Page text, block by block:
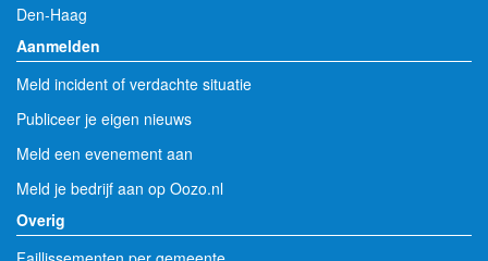
Den-Haag
Aanmelden
Meld incident of verdachte situatie
Publiceer je eigen nieuws
Meld een evenement aan
Meld je bedrijf aan op Oozo.nl
Overig